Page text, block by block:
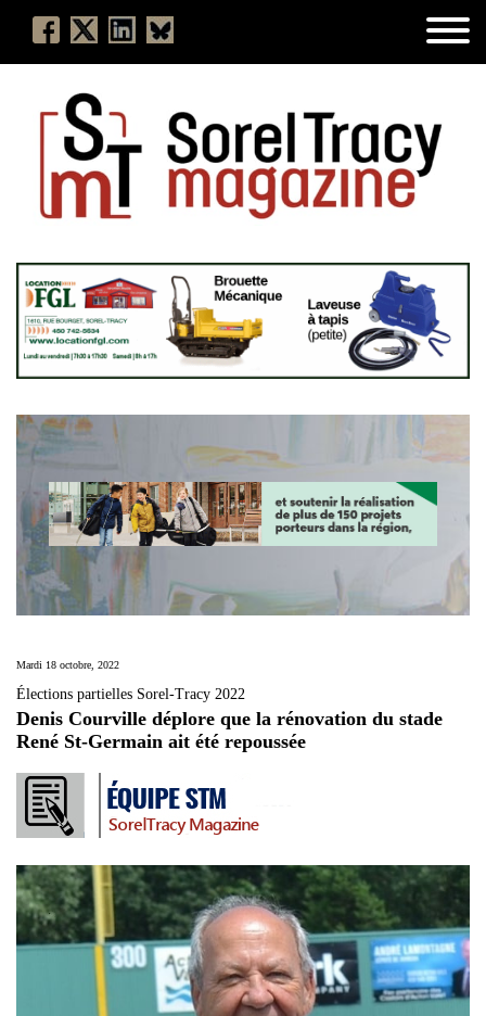
Mardi 18 octobre, 2022
Élections partielles Sorel-Tracy 2022
Denis Courville déplore que la rénovation du stade
René St-Germain ait été repoussée